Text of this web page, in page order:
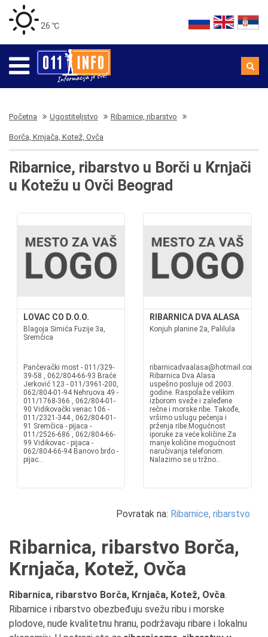
26 ℃
Početna Ugostiteljstvo Ribarnice, ribarstvo
Borča, Krnjača, Kotež, Ovča
Ribarnice, ribarstvo u Borči u Krnjači
u Kotežu u Ovči Beograd
LOVAC CO D.O.O.
Blagoja Simića Fuzije 3a,
Sremčica
Pančevački most - 011/329-
39-58 , 062/804-66-93 Braće
Jerković 123 - 011/3961-200,
062/804-01-94 Nehruova 49 -
011/1768-366 , 062/804-01-
90 Vidikovački venac 106 -
011/2321-344 , 062/804-01-
91 Sremčica - pijaca -
011/2526-686 , 062/804-66-
99 Vidikovac - pijaca -
062/804-66-94 Banovo brdo -
pijac...
RIBARNICA DVA ALASA
Konjuh planine 2a, Palilula
ribarnicadvaalasa@hotmail.com
Ribarnica Dva Alasa
uspešno posluje od 2003.
godine. Raspolaže velikim
izborom sveže i zaleđene
rečne i morske ribe. Takođe,
vršimo uslugu pečenja i
prženja ribe.Mogućnost
iporuke za veće količine.Za
manje količine mogućnost
naručivanja telefonom.
Nalazimo se u tržno...
Povratak na: Ribarnice, ribarstvo
Ribarnica, ribarstvo Borča,
Krnjača, Kotež, Ovča
Ribarnica, ribarstvo Borča, Krnjača, Kotež, Ovča.
Ribarnice i ribarstvo obezbeđuju svežu ribu i morske
plodove, nude kvalitetnu hranu, podržavaju ribare i lokalnu